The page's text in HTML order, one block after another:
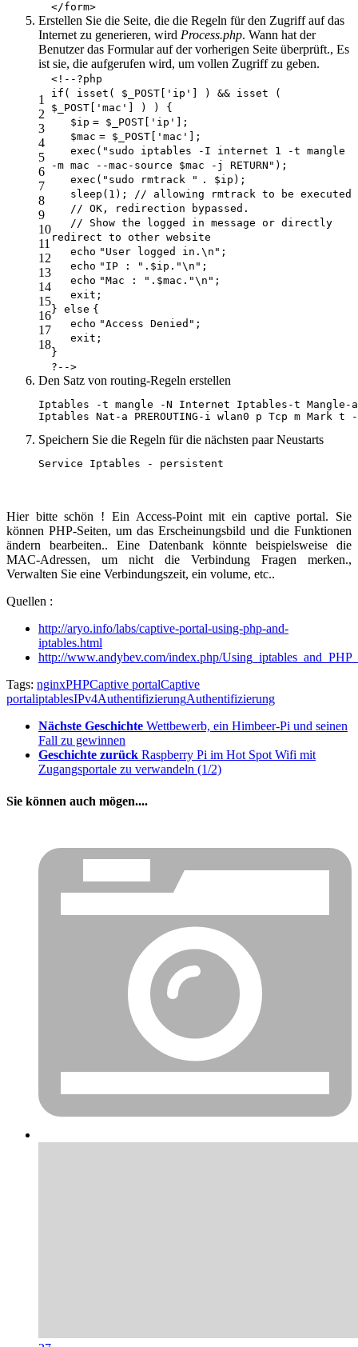
</form>
Erstellen Sie die Seite, die die Regeln für den Zugriff auf das
Internet zu generieren, wird Process.php. Wann hat der
Benutzer das Formular auf der vorherigen Seite überprüft., Es
ist sie, die aufgerufen wird, um vollen Zugriff zu geben.
1
2
3
4
5
6
7
8
9
10
11
12
13
14
15
16
17
18
<!--?php
if ( isset( $_POST 'ip'
] ) && isset (
$_POST
'mac'
] ) ) {
$ip = $_POST 'ip'
];
$mac = $_POST 'mac'
];
exec ( "sudo iptables -I internet 1 -t mangle
-m mac --mac-source $mac -j RETURN" );
exec ( "sudo rmtrack " . $ip );
sleep(1); // allowing rmtrack to be executed
// OK, redirection bypassed.
// Show the logged in message or directly
redirect to other website
echo "User logged in.\n" ;
echo "IP : " . $ip . "\n" ;
echo "Mac : " . $mac . "\n" ;
exit ;
} else {
echo "Access Denied" ;
exit ;
}
?-->
Den Satz von routing-Regeln erstellen
Iptables -t mangle -N Internet Iptables-t Mangle-
Iptables Nat-a PREROUTING-i wlan0 p Tcp m
Speichern Sie die Regeln für die nächsten paar Neustarts
Service Iptables - persistent
Hier bitte schön ! Ein Access-Point mit ein captive portal. Sie
können PHP-Seiten, um das Erscheinungsbild und die Funktionen
ändern bearbeiten.. Eine Datenbank könnte beispielsweise die
MAC-Adressen, um nicht die Verbindung Fragen merken.,
Verwalten Sie eine Verbindungszeit, ein volume, etc..
Quellen :
http://aryo.info/labs/captive-portal-using-php-and-
iptables.html
http://www.andybev.com/index.php/
Tags: nginxPHPCaptive portalCaptive
portaliptablesIPv4AuthentifizierungAuthentifizierung
Nächste Geschichte Wettbewerb, ein Himbeer-Pi und seinen
Fall zu gewinnen
Geschichte zurück Raspberry Pi im Hot Spot Wifi mit
Zugangsportale zu verwandeln (1/2)
Sie können auch mögen....